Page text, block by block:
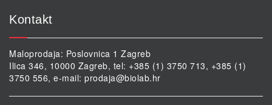
Kontakt
Maloprodaja: Poslovnica 1 Zagreb
Ilica 346, 10000 Zagreb, tel: +385 (1) 3750 713, +385 (1)
3750 556, e-mail: prodaja@biolab.hr